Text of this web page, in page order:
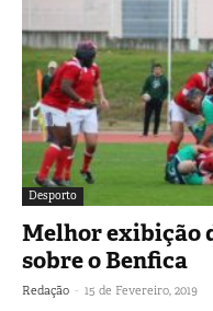
Desporto
Melhor exibição
sobre o Benfica
Redação - 15 de Fevereiro, 2019